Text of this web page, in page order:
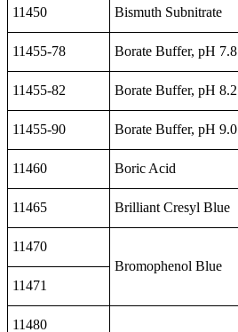
11450 Bismuth Subnitrate
11455-78 Borate Buffer, pH 7.8
11455-82 Borate Buffer, pH 8.2
11455-90 Borate Buffer, pH 9.0
11460 Boric Acid
11465 Brilliant Cresyl Blue
11470
Bromophenol Blue
11471
11480